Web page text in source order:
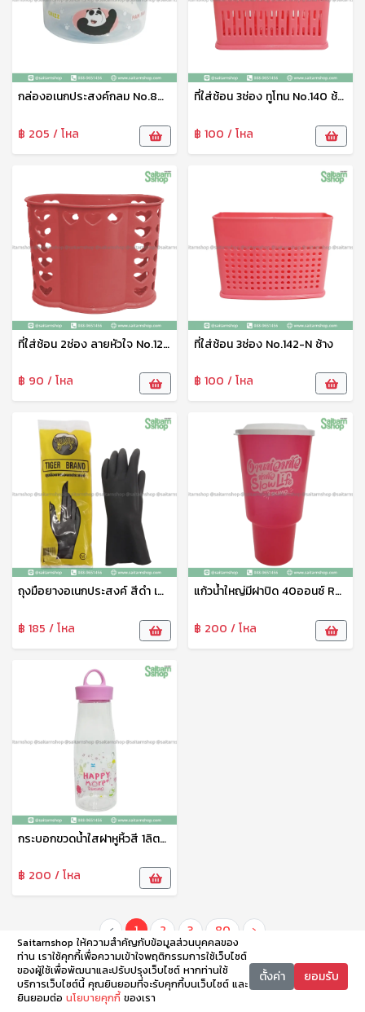
กล่องอเนกประสงค์กลม No.800-V9 ลาย We Bare Bears เบสกลาส
฿ 205 / โหล
ที่ใส่ช้อน 3ช่อง ทูโทน No.140 ช้าง
฿ 100 / โหล
ที่ใส่ช้อน 2ช่อง ลายหัวใจ No.120 ช้าง
฿ 90 / โหล
ที่ใส่ช้อน 3ช่อง No.142-N ช้าง
฿ 100 / โหล
ถุงมือยางอเนกประสงค์ สีดำ เสือ
฿ 185 / โหล
แก้วน้ำใหญ่มีฝาปิด 40ออนซ์ R40B Eskimo
฿ 200 / โหล
กระบอกขวดน้ำใสฝาหูหิ้วสี 1ลิตร PET910H Eskimo
฿ 200 / โหล
‹ 1 2 3 80 ›
Saitarnshop ให้ความสำคัญกับข้อมูลส่วนบุคคลของ
ท่าน เราใช้คุกกี้เพื่อความเข้าใจพฤติกรรมการใช้เว็บไซต์
ของผู้ใช้เพื่อพัฒนาและปรับปรุงเว็บไซต์ หากท่านใช้
บริการเว็บไซต์นี้ คุณยินยอมที่จะรับคุกกี้บนเว็บไซต์ และ
ยินยอมต่อ นโยบายคุกกี้ ของเรา
ตั้งค่า ยอมรับ